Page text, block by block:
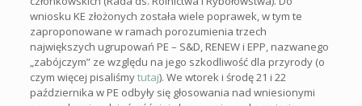
wniosku KE złożonych została wiele poprawek, w tym te
zaproponowane w ramach porozumienia trzech
największych ugrupowań PE – S&D, RENEW i EPP, nazwanego
„zabójczym” ze względu na jego szkodliwość dla przyrody (o
czym więcej pisaliśmytutaj). We wtorek i środę 21 i 22
października w PE odbyły się głosowania nad wniesionymi